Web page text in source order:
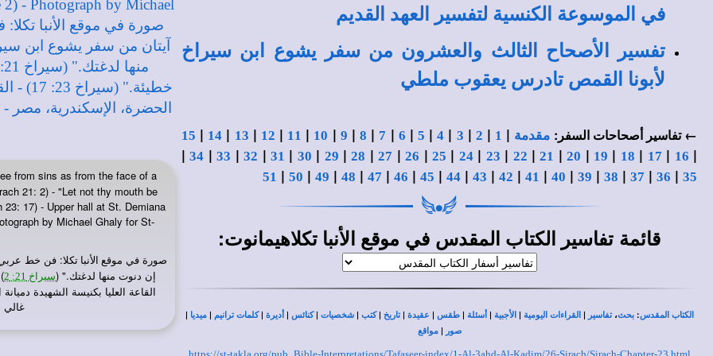
from sins as from the face of a
21: 2) - "Let not thy mouth be
17) - Upper hall at St. Demiana
by Michael Ghaly for St-
صورة في موقع الأنبا تكلا: فن خط عربي:
إن دنوت منها لدغتك." (سيراخ 21: 2
غالي
في الموسوعة الكنسية لتفسير العهد القديم
تفسير الأصحاح الثالث والعشرون من سفر يشوع ابن سيراخ
لأبونا القمص تادرس يعقوب ملطي
← تفاسير أصحاحات السفر: مقدمة |
1
|
2
|
3
|
4
|
5
|
6
|
7
|
8
|
9
|
10
|
11
|
12
|
13
|
14
|
15
|
16
|
17
|
18
|
19
|
20
|
21
|
22
|
23
|
24
|
25
|
26
|
27
|
28
|
29
|
30
|
31
|
32
|
33
|
34
|
35
|
36
|
37
|
38
|
39
|
40
|
41
|
42
|
43
|
44
|
45
|
46
|
47
|
48
|
49
|
50
|
51
قائمة تفاسير الكتاب المقدس في موقع الأنبا تكلاهيمانوت:
الكتاب المقدس:بحث،تفاسير | القراءات اليومية | الأجبية | أسئلة |طقس | عقيدة |تاريخ |كتب |شخصيات |كنائس | أديرة |كلمات ترانيم |ميديا |
صور |مواقع